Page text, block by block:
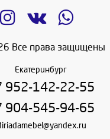
Все права защищены
Екатеринбург
952-142-22-55
904-545-94-65